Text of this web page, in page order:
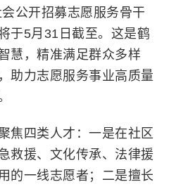
公开招募志愿服务骨干
于5月31日截至。这是鹤
慧，精准满足群众多样
助力志愿服务事业高质量
焦四类人才：一是在社区
救援、文化传承、法律援
的一线志愿者；二是擅长